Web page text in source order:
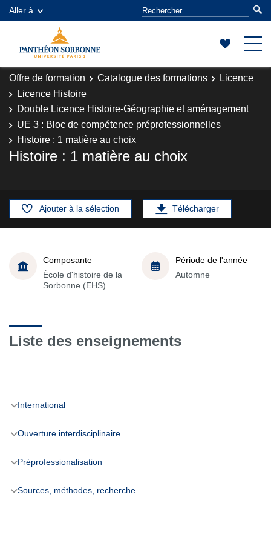
Aller à
Offre de formation Catalogue des formations
Licence
Licence Histoire
Double Licence Histoire-Géographie et aménagement
UE 3 : Bloc de compétence préprofessionnelles
Histoire : 1 matière au choix
Histoire : 1 matière au choix
Ajouter à la sélection Télécharger
Composante
École d'histoire de la
Sorbonne (EHS)
Période de l'année
Automne
Liste des enseignements
International
Ouverture interdisciplinaire
Préprofessionalisation
Sources, méthodes, recherche